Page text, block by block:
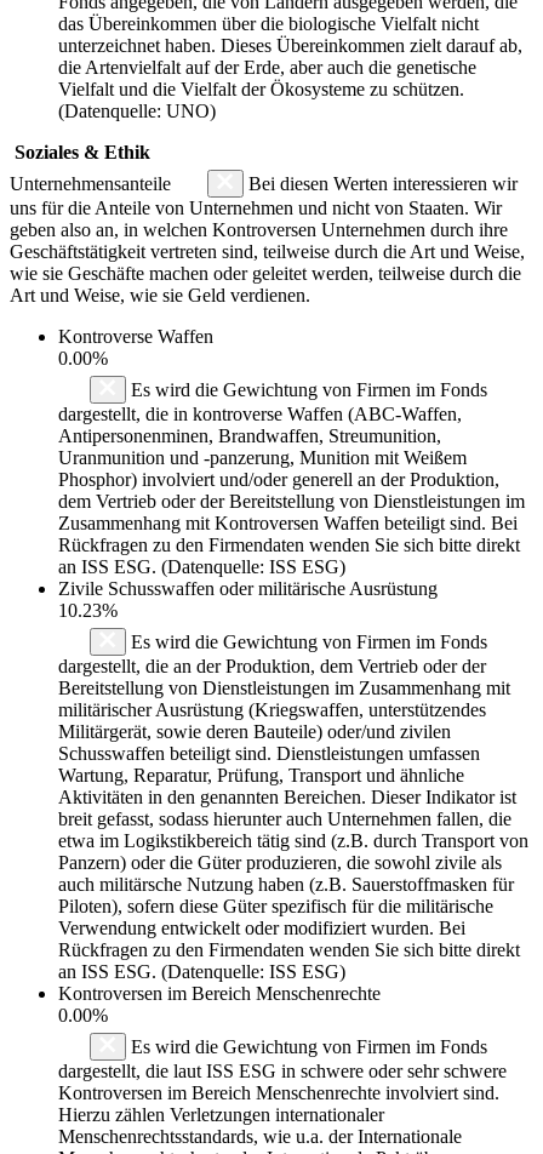
das Übereinkommen über die biologische Vielfalt nicht
unterzeichnet haben. Dieses Übereinkommen zielt darauf ab,
die Artenvielfalt auf der Erde, aber auch die genetische
Vielfalt und die Vielfalt der Ökosysteme zu schützen.
(Datenquelle: UNO)
Soziales & Ethik
Unternehmensanteile
Bei diesen Werten interessieren wir
uns für die Anteile von Unternehmen und nicht von Staaten. Wir
geben also an, in welchen Kontroversen Unternehmen durch ihre
Geschäftstätigkeit vertreten sind, teilweise durch die Art und Weise,
wie sie Geschäfte machen oder geleitet werden, teilweise durch die
Art und Weise, wie sie Geld verdienen.
Kontroverse Waffen
0.00%
Es wird die Gewichtung von Firmen im Fonds
dargestellt, die in kontroverse Waffen (ABC-Waffen,
Antipersonenminen, Brandwaffen, Streumunition,
Uranmunition und -panzerung, Munition mit Weißem
Phosphor) involviert und/oder generell an der Produktion,
dem Vertrieb oder der Bereitstellung von Dienstleistungen im
Zusammenhang mit Kontroversen Waffen beteiligt sind. Bei
Rückfragen zu den Firmendaten wenden Sie sich bitte direkt
an ISS ESG. (Datenquelle: ISS ESG)
Zivile Schusswaffen oder militärische Ausrüstung
10.23%
Es wird die Gewichtung von Firmen im Fonds
dargestellt, die an der Produktion, dem Vertrieb oder der
Bereitstellung von Dienstleistungen im Zusammenhang mit
militärischer Ausrüstung (Kriegswaffen, unterstützendes
Militärgerät, sowie deren Bauteile) oder/und zivilen
Schusswaffen beteiligt sind. Dienstleistungen umfassen
Wartung, Reparatur, Prüfung, Transport und ähnliche
Aktivitäten in den genannten Bereichen. Dieser Indikator ist
breit gefasst, sodass hierunter auch Unternehmen fallen, die
etwa im Logikstikbereich tätig sind (z.B. durch Transport von
Panzern) oder die Güter produzieren, die sowohl zivile als
auch militärsche Nutzung haben (z.B. Sauerstoffmasken für
Piloten), sofern diese Güter spezifisch für die militärische
Verwendung entwickelt oder modifiziert wurden. Bei
Rückfragen zu den Firmendaten wenden Sie sich bitte direkt
an ISS ESG. (Datenquelle: ISS ESG)
Kontroversen im Bereich Menschenrechte
0.00%
Es wird die Gewichtung von Firmen im Fonds
dargestellt, die laut ISS ESG in schwere oder sehr schwere
Kontroversen im Bereich Menschenrechte involviert sind.
Hierzu zählen Verletzungen internationaler
Menschenrechtsstandards, wie u.a. der Internationale